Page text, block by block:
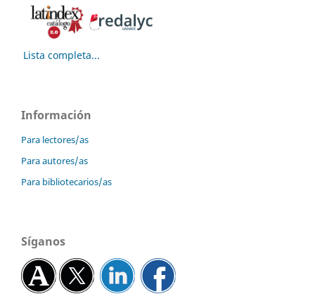
Lista completa...
Información
Para lectores/as
Para autores/as
Para bibliotecarios/as
Síganos